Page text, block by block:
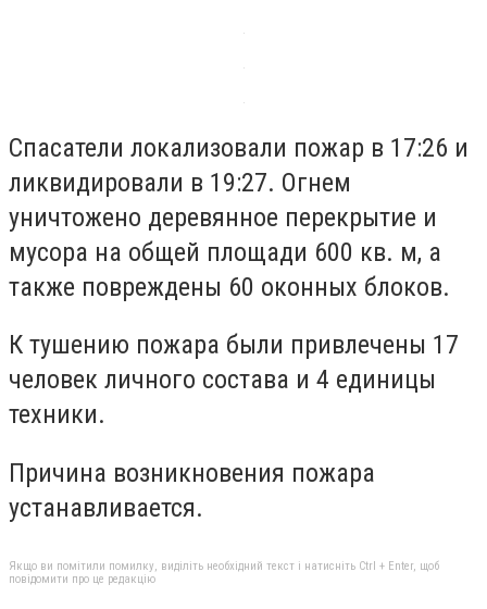
Спасатели локализовали пожар в 17:26 и
ликвидировали в 19:27. Огнем
уничтожено деревянное перекрытие и
мусора на общей площади 600 кв. м, а
также повреждены 60 оконных блоков.
К тушению пожара были привлечены 17
человек личного состава и 4 единицы
техники.
Причина возникновения пожара
устанавливается.
Якщо ви помітили помилку, виділіть необхідний текст і натисніть Ctrl + Enter, щоб
повідомити про це редакцію